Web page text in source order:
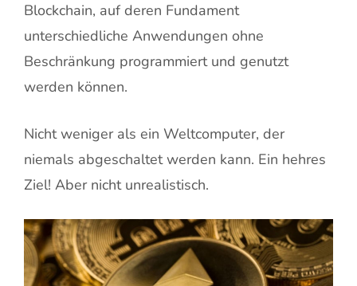
Blockchain, auf deren Fundament
unterschiedliche Anwendungen ohne
Beschränkung programmiert und genutzt
werden können.
Nicht weniger als ein Weltcomputer, der
niemals abgeschaltet werden kann. Ein hehres
Ziel! Aber nicht unrealistisch.